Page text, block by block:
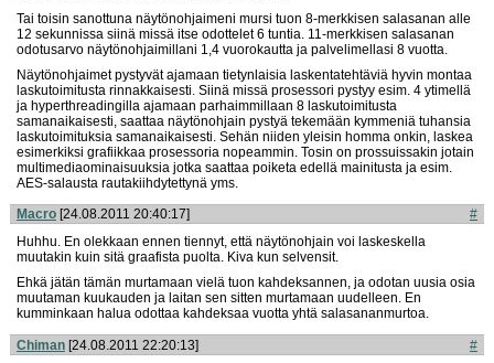
Tai toisin sanottuna näytönohjaimeni mursi tuon 8-merkkisen salasanan alle
12 sekunnissa siinä missä itse odottelet 6 tuntia. 11-merkkisen salasanan
odotusarvo näytönohjaimillani 1,4 vuorokautta ja palvelimellasi 8 vuotta.
Näytönohjaimet pystyvät ajamaan tietynlaisia laskentatehtäviä hyvin montaa
laskutoimitusta rinnakkaisesti. Siinä missä prosessori pystyy esim. 4 ytimellä
ja hyperthreadingilla ajamaan parhaimmillaan 8 laskutoimitusta
samanaikaisesti, saattaa näytönohjain pystyä tekemään kymmeniä tuhansia
laskutoimituksia samanaikaisesti. Sehän niiden yleisin homma onkin, laskea
esimerkiksi grafiikkaa prosessoria nopeammin. Tosin on prossuissakin jotain
multimediaominaisuuksia jotka saattaa poiketa edellä mainitusta ja esim.
AES-salausta rautakiihdytettynä yms.
Macro [24.08.2011 20:40:17]
#
Huhhu. En olekkaan ennen tiennyt, että näytönohjain voi laskeskella
muutakin kuin sitä graafista puolta. Kiva kun selvensit.
Ehkä jätän tämän murtamaan vielä tuon kahdeksannen, ja odotan uusia osia
muutaman kuukauden ja laitan sen sitten murtamaan uudelleen. En
kumminkaan halua odottaa kahdeksaa vuotta yhtä salasananmurtoa.
Chiman [24.08.2011 22:20:13]
#